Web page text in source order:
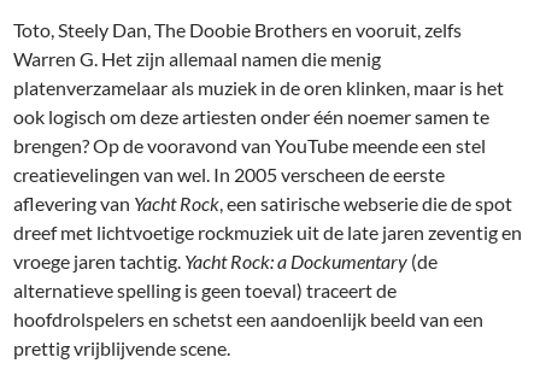
Toto, Steely Dan, The Doobie Brothers en vooruit, zelfs
Warren G. Het zijn allemaal namen die menig
platenverzamelaar als muziek in de oren klinken, maar is het
ook logisch om deze artiesten onder één noemer samen te
brengen? Op de vooravond van YouTube meende een stel
creatievelingen van wel. In 2005 verscheen de eerste
aflevering van Yacht Rock , een satirische webserie die de spot
dreef met lichtvoetige rockmuziek uit de late jaren zeventig en
vroege jaren tachtig. Yacht Rock: a Dockumentary (de
alternatieve spelling is geen toeval) traceert de
hoofdrolspelers en schetst een aandoenlijk beeld van een
prettig vrijblijvende scene.